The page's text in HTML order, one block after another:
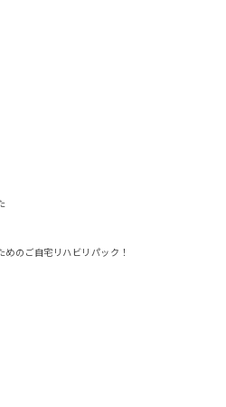
のご自宅リハビリパック！